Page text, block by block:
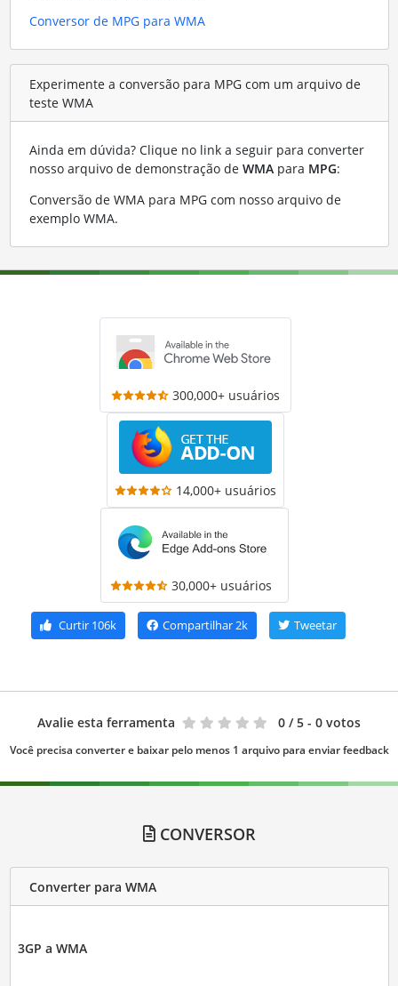
Conversor de MPG para WMA
Experimente a conversão para MPG com um arquivo de
teste WMA
Ainda em dúvida? Clique no link a seguir para converter
nosso arquivo de demonstração de WMApara MPG:
Conversão de WMA para MPG com nosso arquivo de
exemplo WMA.
300,000+ usuários
14,000+ usuários
30,000+ usuários
Curtir 106k Compartilhar2k Tweetar
Avalie esta ferramenta 0 / 5 - 0 votos
Você precisa converter e baixar pelo menos 1 arquivo para enviar feedback
CONVERSOR
Converter para WMA
3GP a WMA